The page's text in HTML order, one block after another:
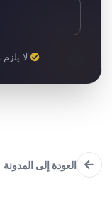
لا
العودة إلى المدونة